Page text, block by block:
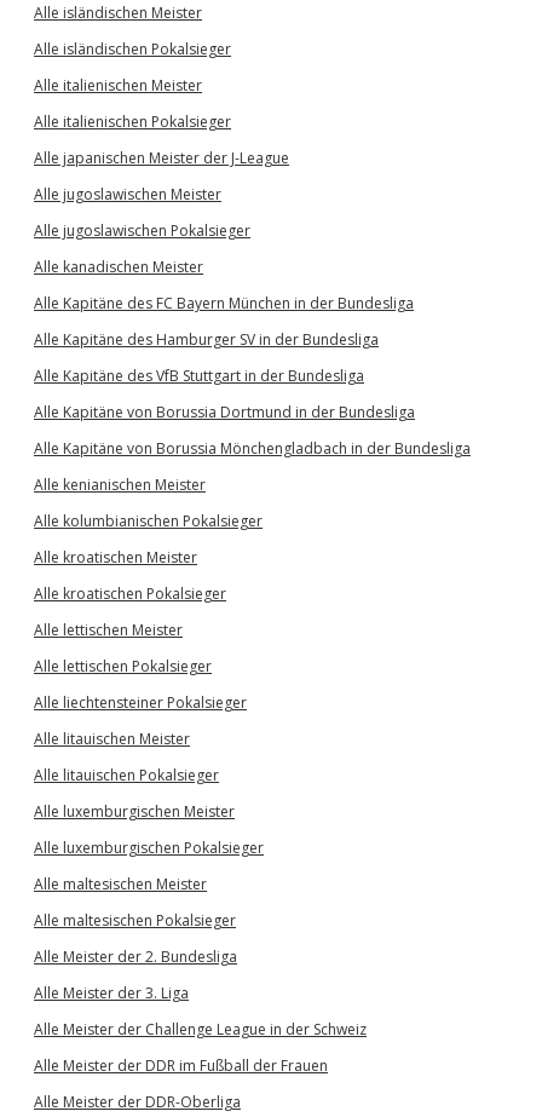
Alle isländischen Meister
Alle isländischen Pokalsieger
Alle italienischen Meister
Alle italienischen Pokalsieger
Alle japanischen Meister der J-League
Alle jugoslawischen Meister
Alle jugoslawischen Pokalsieger
Alle kanadischen Meister
Alle Kapitäne des FC Bayern München in der Bundesliga
Alle Kapitäne des Hamburger SV in der Bundesliga
Alle Kapitäne des VfB Stuttgart in der Bundesliga
Alle Kapitäne von Borussia Dortmund in der Bundesliga
Alle Kapitäne von Borussia Mönchengladbach in der Bundesliga
Alle kenianischen Meister
Alle kolumbianischen Pokalsieger
Alle kroatischen Meister
Alle kroatischen Pokalsieger
Alle lettischen Meister
Alle lettischen Pokalsieger
Alle liechtensteiner Pokalsieger
Alle litauischen Meister
Alle litauischen Pokalsieger
Alle luxemburgischen Meister
Alle luxemburgischen Pokalsieger
Alle maltesischen Meister
Alle maltesischen Pokalsieger
Alle Meister der 2. Bundesliga
Alle Meister der 3. Liga
Alle Meister der Challenge League in der Schweiz
Alle Meister der DDR im Fußball der Frauen
Alle Meister der DDR-Oberliga